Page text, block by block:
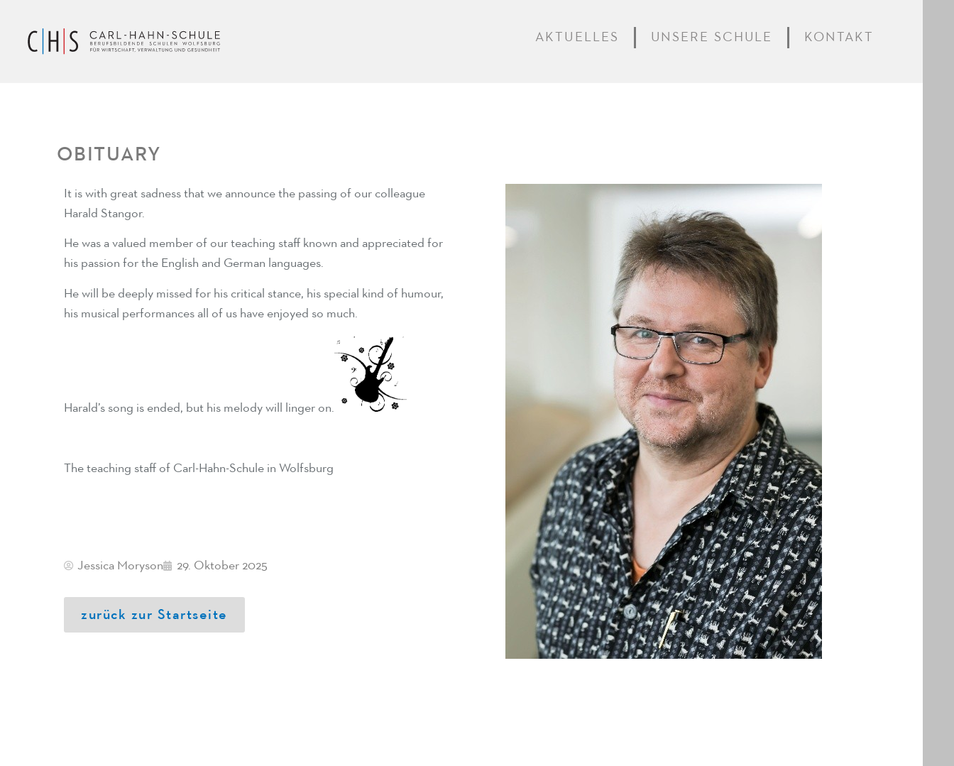
AKTUELLES UNSERE SCHULE KONTAKT
OBITUARY
It is with great sadness that we announce the passing of our colleague
Harald Stangor.
He was a valued member of our teaching staff known and appreciated for
his passion for the English and German languages.
He will be deeply missed for his critical stance, his special kind of humour,
his musical performances all of us have enjoyed so much.
Harald’s song is ended, but his melody will linger on.
The teaching staff of Carl-Hahn-Schule in Wolfsburg
Jessica Moryson 29. Oktober 2025
zurück zur Startseite